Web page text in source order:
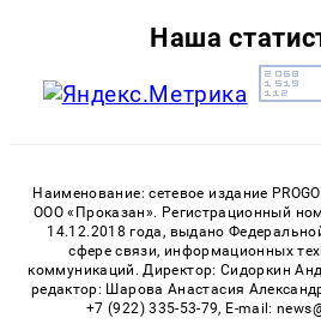
Наша
Наименование: сетевое издание
ООО «Проказан». Регистрационный
14.12.2018 года, выдано
сфере связи, информационных
коммуникаций. Директор: Сидоркин
редактор: Шарова Анастасия
+7 (922) 335-53-79, E-mail: